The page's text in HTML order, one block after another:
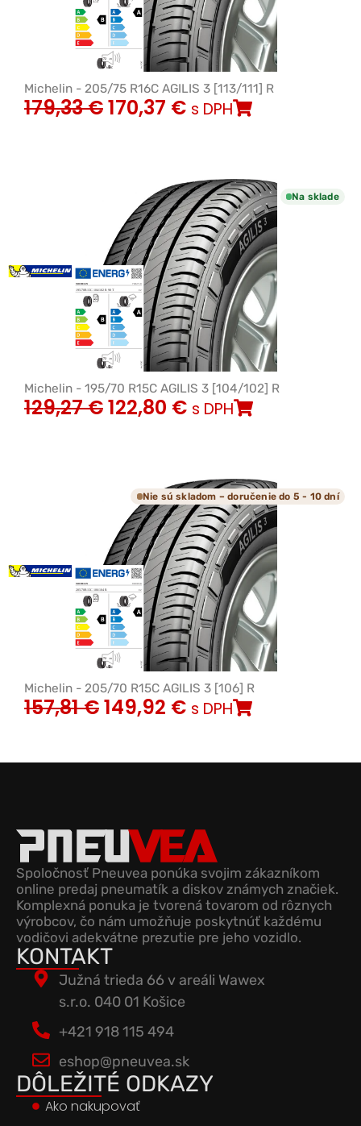
Michelin - 205/75 R16C AGILIS 3 [113/111] R
179,33€170,37 € s DPH
Na sklade
Michelin - 195/70 R15C AGILIS 3 [104/102] R
129,27€122,80 € s DPH
Nie sú skladom – doručenie do 5 - 10 dní
Michelin - 205/70 R15C AGILIS 3 [106] R
157,81€149,92 € s DPH
Spoločnosť Pneuvea ponúka svojim zákazníkom
online predaj pneumatík a diskov známych značiek.
Komplexná ponuka je tvorená tovarom od rôznych
výrobcov, čo nám umožňuje poskytnúť každému
vodičovi adekvátne prezutie pre jeho vozidlo.
KONTAKT
Južná trieda 66 v areáli Wawex
s.r.o. 040 01 Košice
+421 918 115 494
eshop@pneuvea.sk
DÔLEŽITÉ ODKAZY
Ako nakupovať